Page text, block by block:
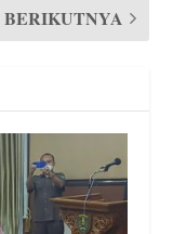
BERIKUTNYA